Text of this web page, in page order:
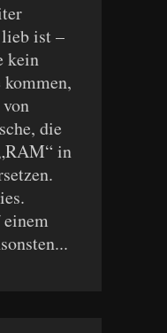
ist –
kein
die
in
einem